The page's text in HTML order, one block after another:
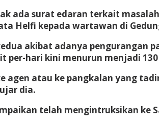
ada surat edaran terkait
Helfi kepada wartawan di
akibat adanya pengurangan
per-hari kini menurun menjadi
agen atau ke pangkalan yang
dia.
telah mengintruksikan ke